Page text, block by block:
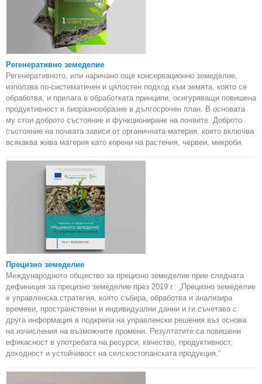
Регенеративно земеделие
Регенеративното, или наричано още консервационно земеделие,
използва по-систематичен и цялостен подход към земята, която се
обработва, и прилага в обработката принципи, осигуряващи повишена
продуктивност и биоразнообразие в дългосрочен план. В основата
му стои доброто състояние и функциониране на почвите. Доброто
състояние на почвата зависи от органичната материя, която включва
всякаква жива материя като корени на растения, червеи, микроби.
Прецизно земеделие
Международното общество за прецизно земеделие прие следната
дефиниция за прецизно земеделие през 2019 г.: „Прецизно земеделие
е управленска стратегия, която събира, обработва и анализира
времеви, пространствени и индивидуални данни и ги съчетава с
друга информация в подкрепа на управленски решения въз основа
на изчисления на възможните промени. Резултатите са повишени
ефикасност в употребата на ресурси, качество, продуктивност,
доходност и устойчивост на селскостопанската продукция.“